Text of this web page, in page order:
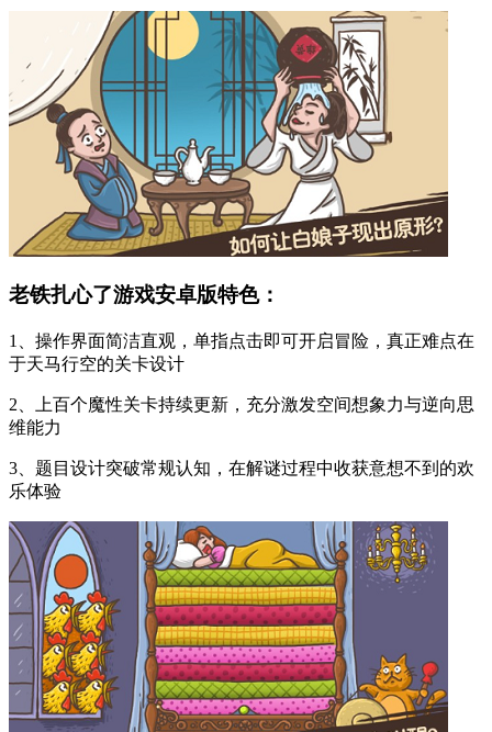
老铁扎心了游戏安卓版特色：
1、操作界面简洁直观，单指点击即可开启冒险，真正难点在
于天马行空的关卡设计
2、上百个魔性关卡持续更新，充分激发空间想象力与逆向思
维能力
3、题目设计突破常规认知，在解谜过程中收获意想不到的欢
乐体验